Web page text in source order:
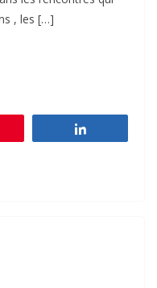
, les […]